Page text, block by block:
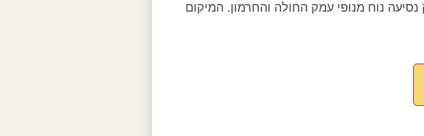
נוח מנופי עמק החולה והחרמון. המיקום